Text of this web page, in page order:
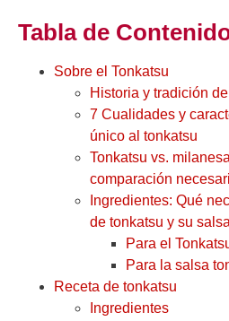
Tabla de
Sobre el Tonkatsu
Historia y tradición
7 Cualidades y
único al tonkatsu
Tonkatsu vs.
comparación
Ingredientes: Qué
de tonkatsu y su salsa
Para el
Para la salsa
Receta de tonkatsu
Ingredientes